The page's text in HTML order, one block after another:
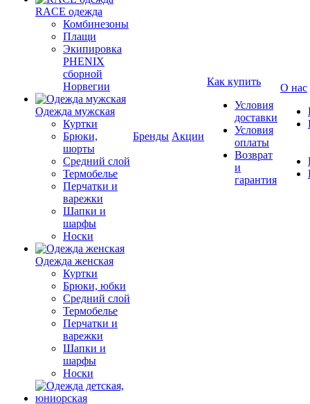
RACE одежда
Комбинезоны
Плащи
Экипировка
PHENIX
сборной
Норвегии
Одежда мужская
Куртки
Брюки,
шорты
Средний слой
Термобелье
Перчатки и
варежки
Шапки и
шарфы
Носки
Одежда женская
Куртки
Брюки, юбки
Средний слой
Термобелье
Перчатки и
варежки
Шапки и
шарфы
Носки
Бренды Акции
Как купить
Условия
доставки
Условия
оплаты
Возврат
и
гарантия
О нас